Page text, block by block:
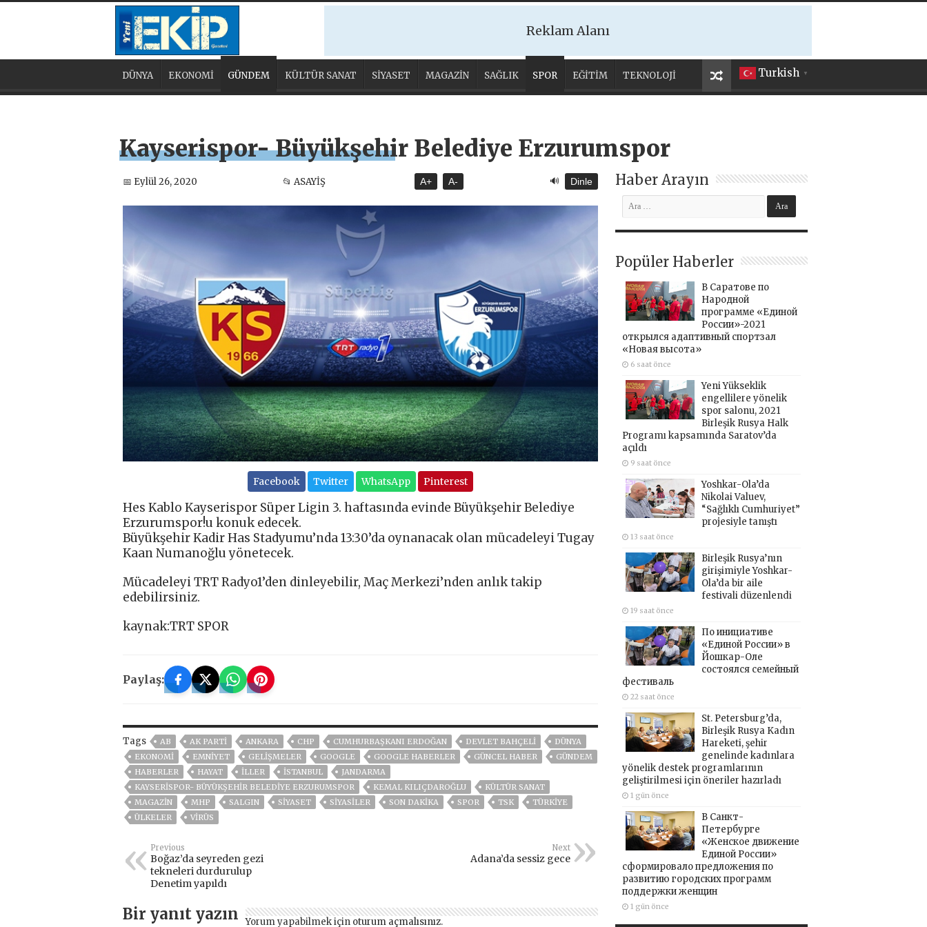
Reklam Alanı
Turkish ▼
DÜNYA EKONOMİ GÜNDEM KÜLTÜR SANAT SİYASET MAGAZİN SAĞLIK SPOR EĞİTİM TEKNOLOJİ
Kayserispor- Büyükşehir Belediye Erzurumspor
📅 Eylül 26, 2020 📂 ASAYİŞ A+ A- 🔊 Dinle
Facebook Twitter WhatsApp Pinterest
Hes Kablo Kayserispor Süper Ligin 3. haftasında evinde Büyükşehir Belediye
Erzurumspor!u konuk edecek.
Büyükşehir Kadir Has Stadyumu’nda 13:30’da oynanacak olan mücadeleyi Tugay
Kaan Numanoğlu yönetecek.
Mücadeleyi TRT Radyo1’den dinleyebilir, Maç Merkezi’nden anlık takip
edebilirsiniz.
kaynak:TRT SPOR
Paylaş:
Tags AB AK PARTİ ANKARA CHP CUMHURBAŞKANI ERDOĞAN DEVLET BAHÇELİ
DÜNYA
EKONOMİ
EMNİYET GELIŞMELER GOOGLE GOOGLE HABERLER GÜNCEL HABER
GÜNDEM
HABERLER
HAYAT İLLER ISTANBUL
JANDARMA
KAYSERISPOR- BÜYÜKŞEHIR BELEDIYE ERZURUMSPOR
KEMAL KILIÇDAROĞLU
KÜLTÜR SANAT
MAGAZİN
MHP SALGIN SİYASET SİYASİLER SON DAKIKA SPOR TSK
TÜRKİYE
ÜLKELER
VIRÜS
Previous
Boğaz’da seyreden gezi
tekneleri durdurulup
Denetim yapıldı
Next
Adana’da sessiz gece
Bir yanıt yazın Yorum yapabilmek için oturum açmalısınız.
Haber Arayın
Popüler Haberler
В Саратове по
Народной
программе «Единой
России»-2021
открылся адаптивный спортзал
«Новая высота»
6 saat önce
Yeni Yükseklik
engellilere yönelik
spor salonu, 2021
Birleşik Rusya Halk
Programı kapsamında Saratov’da
açıldı
9 saat önce
Yoshkar-Ola’da
Nikolai Valuev,
“Sağlıklı Cumhuriyet”
projesiyle tanıştı
13 saat önce
Birleşik Rusya’nın
girişimiyle Yoshkar-
Ola’da bir aile
festivali düzenlendi
19 saat önce
По инициативе
«Единой России» в
Йошкар-Оле
состоялся семейный
фестиваль
22 saat önce
St. Petersburg’da,
Birleşik Rusya Kadın
Hareketi, şehir
genelinde kadınlara
yönelik destek programlarının
geliştirilmesi için öneriler hazırladı
1 gün önce
В Санкт-
Петербурге
«Женское движение
Единой России»
сформировало предложения по
развитию городских программ
поддержки женщин
1 gün önce